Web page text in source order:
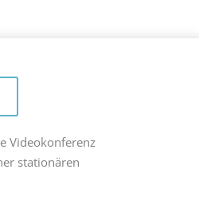
Videokonferenz
stationären